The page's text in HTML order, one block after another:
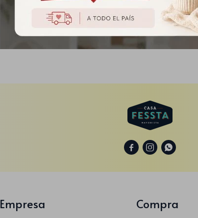
Banda Elástica para juegos -
Naranja
$ 135 $
  
Empresa Compra